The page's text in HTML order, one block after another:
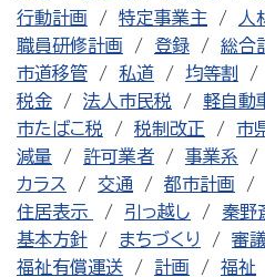
行動計画
特定事業主
人
職員研修計画
登録 総合
市道移管
私道 均等割
税金
法人市民税 軽自動
市たばこ税
税制改正 市
減量
許可業者 事業系
カラス
交通 都市計画
住居表示
引っ越し 秦野
基本方針
まちづくり 審
福祉有償運送
計画 福祉